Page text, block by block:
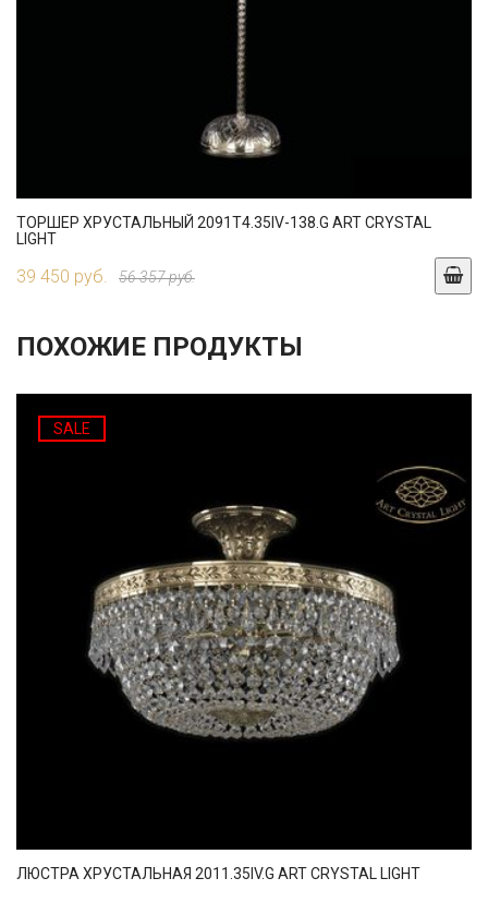
ТОРШЕР ХРУСТАЛЬНЫЙ 2091T4.35IV-138.G ART CRYSTAL
LIGHT
39 450 руб. 56 357 руб.
ПОХОЖИЕ ПРОДУКТЫ
SALE
ЛЮСТРА ХРУСТАЛЬНАЯ 2011.35IV.G ART CRYSTAL LIGHT